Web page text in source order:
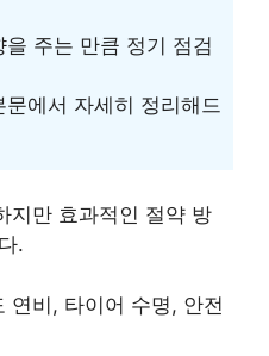
주는 만큼 정기 점검
에서 자세히 정리해드
지만 효과적인 절약 방
.
연비, 타이어 수명, 안전